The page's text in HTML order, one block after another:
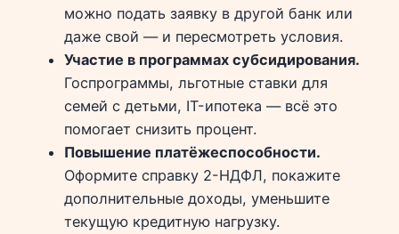
можно подать заявку в другой банк или
даже свой — и пересмотреть условия.
Участие в программах субсидирования.
Госпрограммы, льготные ставки для
семей с детьми, IT-ипотека — всё это
помогает снизить процент.
Повышение платёжеспособности.
Оформите справку 2-НДФЛ, покажите
дополнительные доходы, уменьшите
текущую кредитную нагрузку.